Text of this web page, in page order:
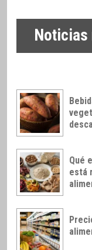
Noticias
Qué
está